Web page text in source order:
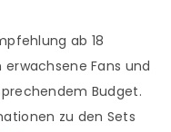
ab 18
Fans und
Budget.
zu den Sets